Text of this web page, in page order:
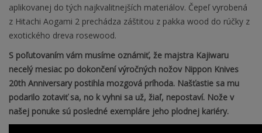
aplikovanej do tých najkvalitnejších materiálov. Čepeľ vyrobená
z Hitachi Aogami 2 prechádza záštitou z pakka wood do rúčky z
exotického dreva rosewood.
S poľutovaním vám musíme oznámiť, že majstra Kajiwaru
necelý mesiac po dokončení výročných nožov Nippon Knives
20th Anniversary postihla mozgová príhoda. Našťastie sa mu
podarilo zotaviť sa, no k vyhni sa už, žiaľ, nepostaví. Nože v
našej ponuke sú posledné exempláre jeho plodnej kariéry.